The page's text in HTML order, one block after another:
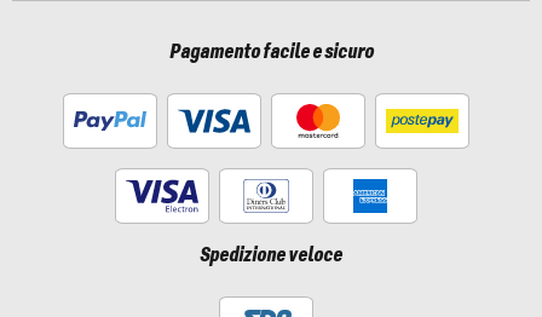
Pagamento facile e sicuro
Spedizione veloce